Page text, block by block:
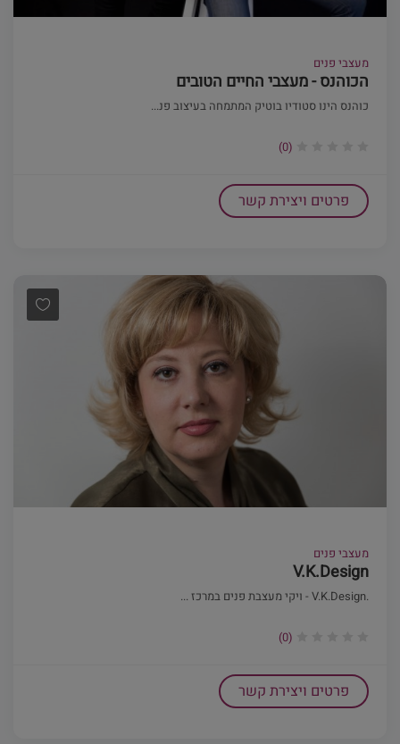
מעצבי פנים
הכוהנס - מעצבי החיים הטובים
כוהנס הינו סטודיו בוטיק המתמחה בעיצוב פנ...
(0)
פרטים ויצירת קשר
מעצבי פנים
V.K.Design
.V.K.Design - ויקי מעצבת פנים במרכז ...
(0)
פרטים ויצירת קשר